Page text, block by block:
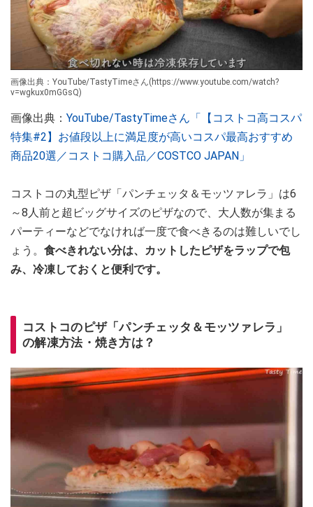
画像出典：YouTube/TastyTimeさん(https://www.youtube.com/watch?
v=wgkux0mGGsQ)
画像出典： YouTube/TastyTimeさん「【コストコ高コスパ
特集#2】お値段以上に満足度が高いコスパ最高おすすめ
商品20選／コストコ購入品／COSTCO JAPAN」
コストコの丸型ピザ「パンチェッタ＆モッツァレラ」は6
～8人前と超ビッグサイズのピザなので、大人数が集まる
パーティーなどでなければ一度で食べきるのは難しいでし
ょう。 食べきれない分は、カットしたピザをラップで包
み、冷凍しておくと便利です。
コストコのピザ「パンチェッタ＆モッツァレラ」
の解凍方法・焼き方は？